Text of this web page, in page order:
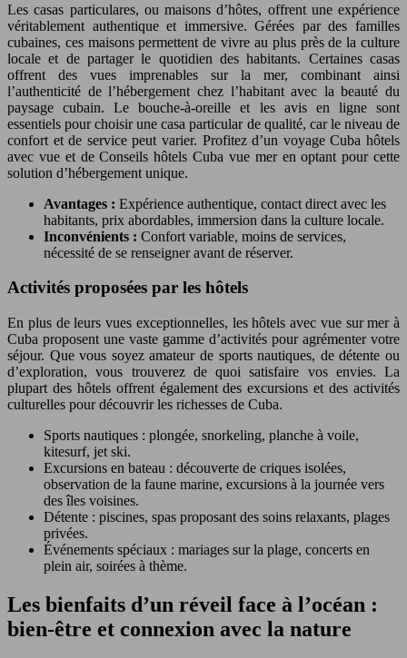
Les casas particulares, ou maisons d’hôtes, offrent une expérience
véritablement authentique et immersive. Gérées par des familles
cubaines, ces maisons permettent de vivre au plus près de la culture
locale et de partager le quotidien des habitants. Certaines casas
offrent des vues imprenables sur la mer, combinant ainsi
l’authenticité de l’hébergement chez l’habitant avec la beauté du
paysage cubain. Le bouche-à-oreille et les avis en ligne sont
essentiels pour choisir une casa particular de qualité, car le niveau de
confort et de service peut varier. Profitez d’un voyage Cuba hôtels
avec vue et de Conseils hôtels Cuba vue mer en optant pour cette
solution d’hébergement unique.
Avantages : Expérience authentique, contact direct avec les
habitants, prix abordables, immersion dans la culture locale.
Inconvénients : Confort variable, moins de services,
nécessité de se renseigner avant de réserver.
Activités proposées par les hôtels
En plus de leurs vues exceptionnelles, les hôtels avec vue sur mer à
Cuba proposent une vaste gamme d’activités pour agrémenter votre
séjour. Que vous soyez amateur de sports nautiques, de détente ou
d’exploration, vous trouverez de quoi satisfaire vos envies. La
plupart des hôtels offrent également des excursions et des activités
culturelles pour découvrir les richesses de Cuba.
Sports nautiques : plongée, snorkeling, planche à voile,
kitesurf, jet ski.
Excursions en bateau : découverte de criques isolées,
observation de la faune marine, excursions à la journée vers
des îles voisines.
Détente : piscines, spas proposant des soins relaxants, plages
privées.
Événements spéciaux : mariages sur la plage, concerts en
plein air, soirées à thème.
Les bienfaits d’un réveil face à l’océan :
bien-être et connexion avec la nature